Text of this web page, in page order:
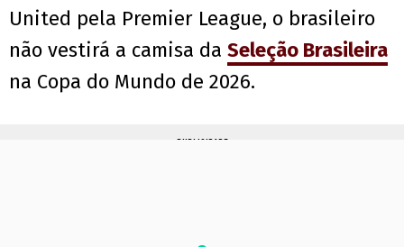
United pela Premier League, o brasileiro
não vestirá a camisa da Seleção Brasileira
na Copa do Mundo de 2026.
PUBLICIDADE